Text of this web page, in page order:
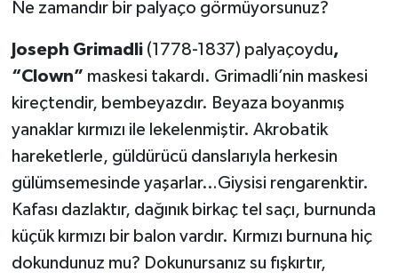
Ne zamandır bir palyaço görmüyorsunuz?
Joseph Grimadli(1778-1837) palyaçoydu,
“Clown” maskesi takardı. Grimadli’nin maskesi
kireçtendir, bembeyazdır. Beyaza boyanmış
yanaklar kırmızı ile lekelenmiştir. Akrobatik
hareketlerle, güldürücü danslarıyla herkesin
gülümsemesinde yaşarlar…Giysisi rengarenktir.
Kafası dazlaktır, dağınık birkaç tel saçı, burnunda
küçük kırmızı bir balon vardır. Kırmızı burnuna hiç
dokundunuz mu? Dokunursanız su fışkırtır,